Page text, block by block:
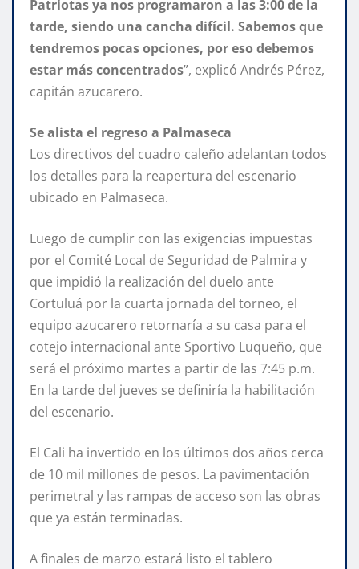
Patriotas ya nos programaron a las 3:00 de la
tarde, siendo una cancha difícil. Sabemos que
tendremos pocas opciones, por eso debemos
estar más concentrados”, explicó Andrés Pérez,
capitán azucarero.
Se alista el regreso a Palmaseca
Los directivos del cuadro caleño adelantan todos
los detalles para la reapertura del escenario
ubicado en Palmaseca.
Luego de cumplir con las exigencias impuestas
por el Comité Local de Seguridad de Palmira y
que impidió la realización del duelo ante
Cortuluá por la cuarta jornada del torneo, el
equipo azucarero retornaría a su casa para el
cotejo internacional ante Sportivo Luqueño, que
será el próximo martes a partir de las 7:45 p.m.
En la tarde del jueves se definiría la habilitación
del escenario.
El Cali ha invertido en los últimos dos años cerca
de 10 mil millones de pesos. La pavimentación
perimetral y las rampas de acceso son las obras
que ya están terminadas.
A finales de marzo estará listo el tablero